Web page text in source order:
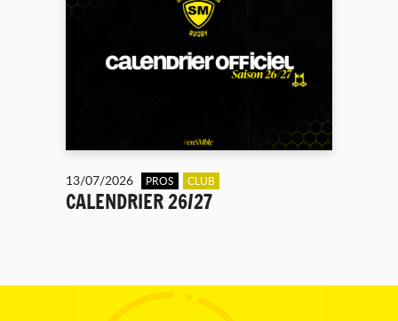
13/07/2026 PROS CLUB
CALENDRIER 26/27